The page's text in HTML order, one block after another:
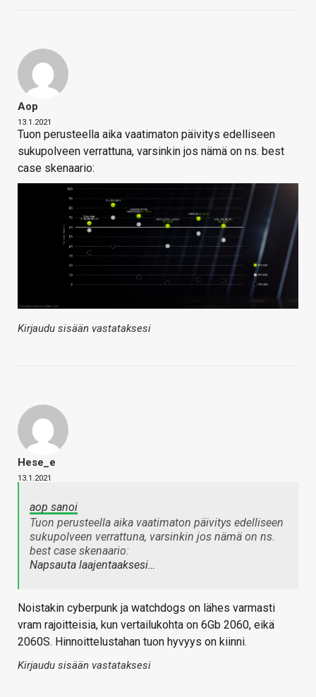
Aop
13.1.2021
Tuon perusteella aika vaatimaton päivitys edelliseen
sukupolveen verrattuna, varsinkin jos nämä on ns. best
case skenaario:
Kirjaudu sisään vastataksesi
Hese_e
13.1.2021
aop sanoi
Tuon perusteella aika vaatimaton päivitys edelliseen
sukupolveen verrattuna, varsinkin jos nämä on ns.
best case skenaario:
Napsauta laajentaaksesi…
Noistakin cyberpunk ja watchdogs on lähes varmasti
vram rajoitteisia, kun vertailukohta on 6Gb 2060, eikä
2060S. Hinnoittelustahan tuon hyvyys on kiinni.
Kirjaudu sisään vastataksesi